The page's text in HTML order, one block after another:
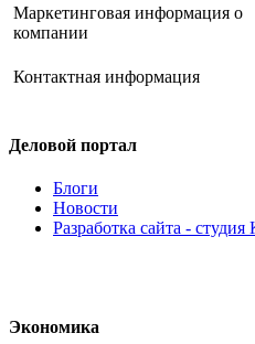
Маркетинговая информация о
компании
Контактная информация
Деловой портал
Блоги
Новости
Разработка сайта -
Экономика